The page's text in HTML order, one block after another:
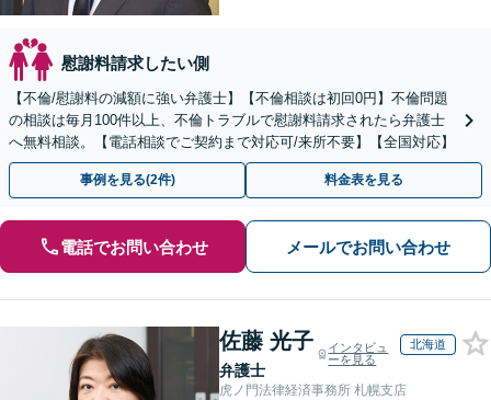
慰謝料請求したい側
【不倫/慰謝料の減額に強い弁護士】【不倫相談は初回0円】不倫問題
の相談は毎月100件以上、不倫トラブルで慰謝料請求されたら弁護士
へ無料相談。【電話相談でご契約まで対応可/来所不要】【全国対応】
事例を見る(2件) 料金表を見る
電話でお問い合わせ メールでお問い合わせ
佐藤 光子
弁護士
インタビュ
ーを見る
北海道
虎ノ門法律経済事務所 札幌支店